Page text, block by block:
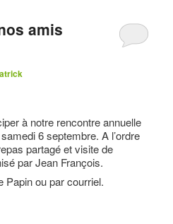
amis
à notre rencontre annuelle
6 septembre. A l’ordre
partagé et visite de
par Jean François.
Papin ou par courriel.